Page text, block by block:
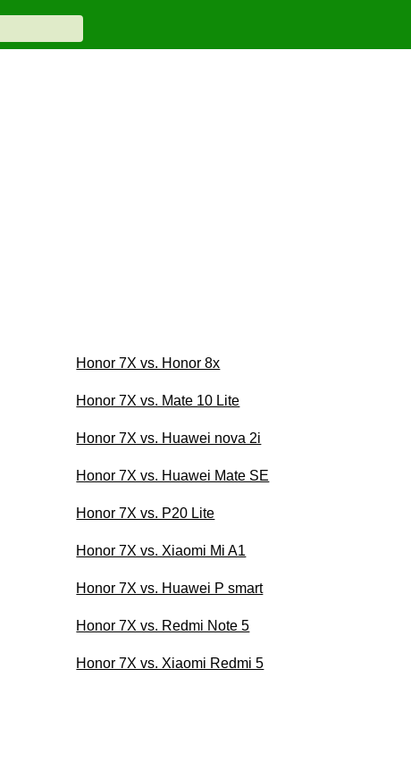
Honor 7X vs. Honor 8x
Honor 7X vs. Mate 10 Lite
Honor 7X vs. Huawei nova 2i
Honor 7X vs. Huawei Mate SE
Honor 7X vs. P20 Lite
Honor 7X vs. Xiaomi Mi A1
Honor 7X vs. Huawei P smart
Honor 7X vs. Redmi Note 5
Honor 7X vs. Xiaomi Redmi 5